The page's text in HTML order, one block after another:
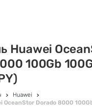
Huawei
100Gb
Huawei
OceanStor Dorado 8000